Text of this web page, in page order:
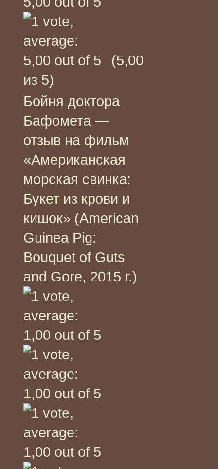
(5,00
из 5)
Бойня доктора
Бафомета —
отзыв на фильм
«Американская
морская свинка:
Букет из крови и
кишок» (American
Guinea Pig:
Bouquet of Guts
and Gore, 2015 г.)